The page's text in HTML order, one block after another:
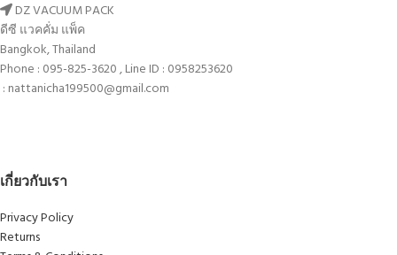
DZ VACUUM PACK
ดีซี แวคคั่ม แพ็ค
Bangkok, Thailand
Phone : 095-825-3620 , Line ID : 0958253620
: nattanicha199500@gmail.com
เกี่ยวกับเรา
Privacy Policy
Returns